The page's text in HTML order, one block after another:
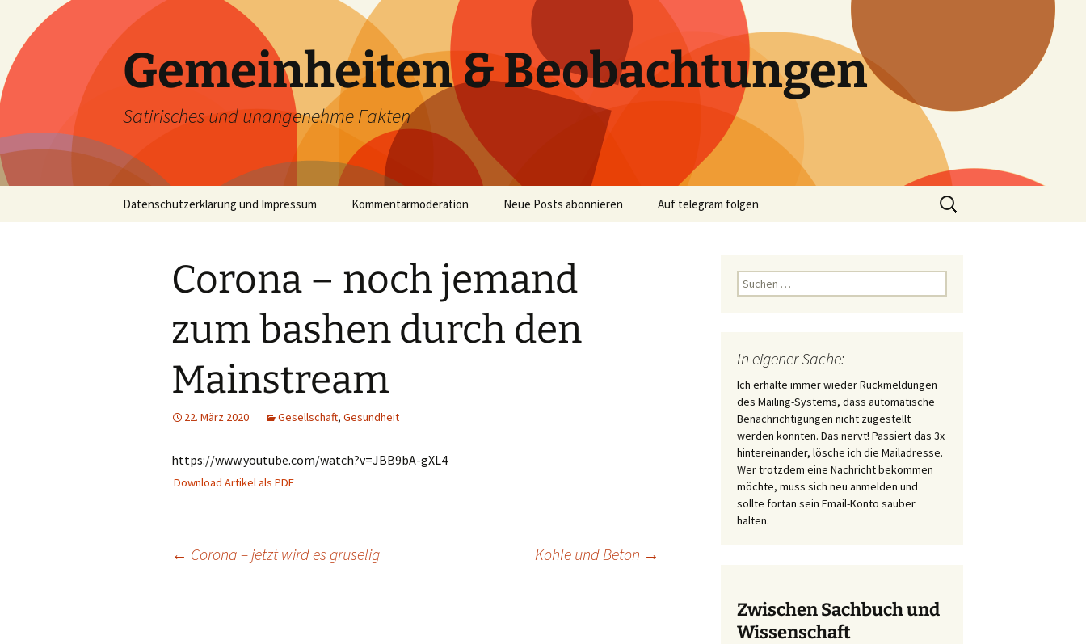
Inhalt
springen
Gemeinheiten & Beobachtungen
Satirisches und unangenehme Fakten
Datenschutzerklärung und Impressum Kommentarmoderation Neue Posts abonnieren Auf telegram folgen
Suchen
nach:
Corona – noch jemand
zum bashen durch den
Mainstream
22. März 2020 Gesellschaft, Gesundheit
https://www.youtube.com/watch?v=JBB9bA-gXL4
Download Artikel als PDF
Beitragsnavigation
← Corona – jetzt wird es gruselig Kohle und Beton →
Suchen
nach:
In eigener Sache:
Ich erhalte immer wieder Rückmeldungen
des Mailing-Systems, dass automatische
Benachrichtigungen nicht zugestellt
werden konnten. Das nervt! Passiert das 3x
hintereinander, lösche ich die Mailadresse.
Wer trotzdem eine Nachricht bekommen
möchte, muss sich neu anmelden und
sollte fortan sein Email-Konto sauber
halten.
Zwischen Sachbuch und
Wissenschaft